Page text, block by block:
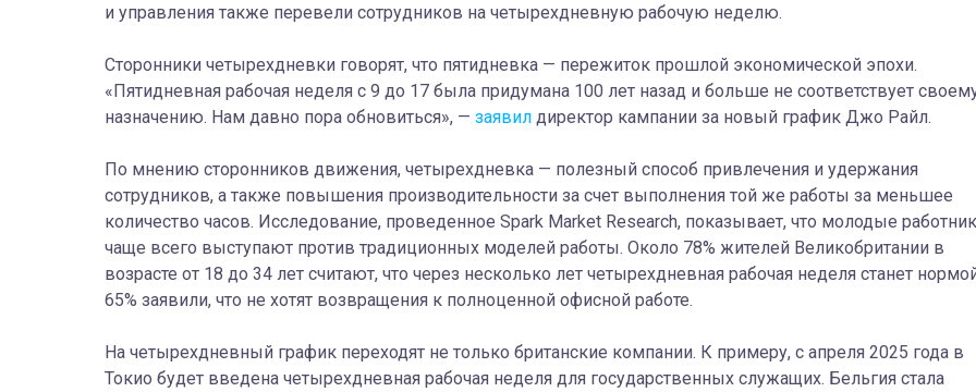
и управления также перевели сотрудников на четырехдневную рабочую неделю.
Сторонники четырехдневки говорят, что пятидневка — пережиток прошлой экономической эпохи.
«Пятидневная рабочая неделя с 9 до 17 была придумана 100 лет назад и больше не соответствует
назначению. Нам давно пора обновиться», — заявил директор кампании за новый график Джо Райл.
По мнению сторонников движения, четырехдневка — полезный способ привлечения и удержания
сотрудников, а также повышения производительности за счет выполнения той же работы за меньшее
количество часов. Исследование, проведенное Spark Market Research, показывает, что молодые
чаще всего выступают против традиционных моделей работы. Около 78% жителей Великобритании в
возрасте от 18 до 34 лет считают, что через несколько лет четырехдневная рабочая неделя станет
65% заявили, что не хотят возвращения к полноценной офисной работе.
На четырехдневный график переходят не только британские компании. К примеру, с апреля 2025 года в
Токио будет введена четырехдневная рабочая неделя для государственных служащих. Бельгия стала